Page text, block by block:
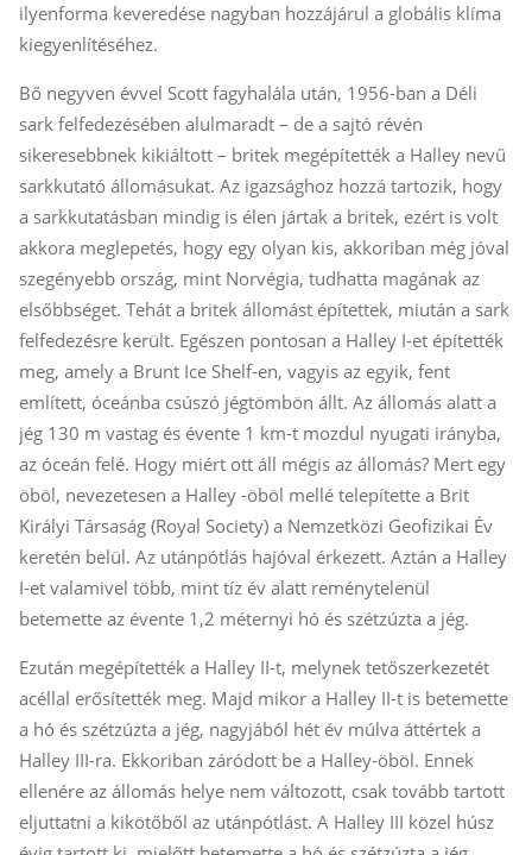
ilyenforma keveredése nagyban hozzájárul a globális klíma
kiegyenlítéséhez.
Bő negyven évvel Scott fagyhalála után, 1956-ban a Déli
sark felfedezésében alulmaradt – de a sajtó révén
sikeresebbnek kikiáltott – britek megépítették a Halley nevű
sarkkutató állomásukat. Az igazsághoz hozzá tartozik, hogy
a sarkkutatásban mindig is élen jártak a britek, ezért is volt
akkora meglepetés, hogy egy olyan kis, akkoriban még jóval
szegényebb ország, mint Norvégia, tudhatta magának az
elsőbbséget. Tehát a britek állomást építettek, miután a sark
felfedezésre került. Egészen pontosan a Halley I-et építették
meg, amely a Brunt Ice Shelf-en, vagyis az egyik, fent
említett, óceánba csúszó jégtömbön állt. Az állomás alatt a
jég 130 m vastag és évente 1 km-t mozdul nyugati irányba,
az óceán felé. Hogy miért ott áll mégis az állomás? Mert egy
öböl, nevezetesen a Halley -öböl mellé telepítette a Brit
Királyi Társaság (Royal Society) a Nemzetközi Geofizikai Év
keretén belül. Az utánpótlás hajóval érkezett. Aztán a Halley
I-et valamivel több, mint tíz év alatt reménytelenül
betemette az évente 1,2 méternyi hó és szétzúzta a jég.
Ezután megépítették a Halley II-t, melynek tetőszerkezetét
acéllal erősítették meg. Majd mikor a Halley II-t is betemette
a hó és szétzúzta a jég, nagyjából hét év múlva áttértek a
Halley III-ra. Ekkoriban záródott be a Halley-öböl. Ennek
ellenére az állomás helye nem változott, csak tovább tartott
eljuttatni a kikötőből az utánpótlást. A Halley III közel húsz